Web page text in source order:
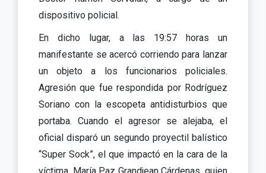
dispositivo policial.
En dicho lugar, a las 19:57 horas un
manifestante se acercó corriendo para lanzar
un objeto a los funcionarios policiales.
Agresión que fue respondida por Rodríguez
Soriano con la escopeta antidisturbios que
portaba. Cuando el agresor se alejaba, el
oficial disparó un segundo proyectil balístico
“Super Sock”, el que impactó en la cara de la